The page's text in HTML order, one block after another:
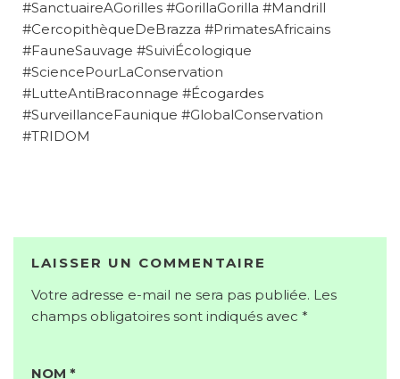
#SanctuaireAGorilles #GorillaGorilla #Mandrill
#CercopithèqueDeBrazza #PrimatesAfricains
#FauneSauvage #SuiviÉcologique
#SciencePourLaConservation
#LutteAntiBraconnage #Écogardes
#SurveillanceFaunique #GlobalConservation
#TRIDOM
LAISSER UN COMMENTAIRE
Votre adresse e-mail ne sera pas publiée. Les
champs obligatoires sont indiqués avec *
NOM *